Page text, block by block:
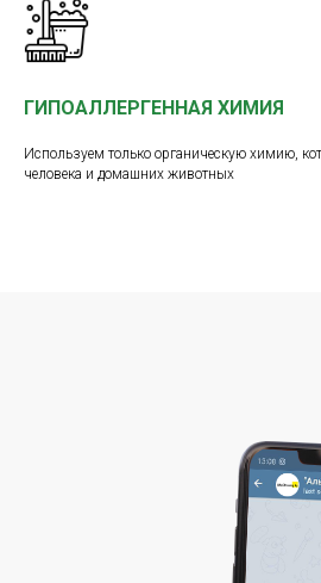
ГИПОАЛЛЕРГЕННАЯ ХИМИЯ
Используем только органическую химию,
человека и домашних животных